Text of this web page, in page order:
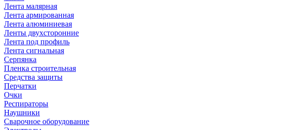
Лента малярная
Лента армированная
Лента алюминиевая
Ленты двухсторонние
Лента под профиль
Лента сигнальная
Серпянка
Пленка строительная
Средства защиты
Перчатки
Очки
Респираторы
Наушники
Сварочное оборудование